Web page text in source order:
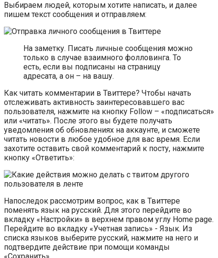
Выбираем людей, которым хотите написать, и далее
пишем текст сообщения и отправляем:
На заметку. Писать личные сообщения можно
только в случае взаимного фолловинга. То
есть, если вы подписаны на страницу
адресата, а он – на вашу.
Как читать комментарии в Твиттере? Чтобы начать
отслеживать активность заинтересовавшего вас
пользователя, нажмите на кнопку Follow – «подписаться»
или «читать». После этого вы будете получать
уведомления об обновлениях на аккаунте, и сможете
читать новости в любое удобное для вас время. Если
захотите оставить свой комментарий к посту, нажмите
кнопку «Ответить»:
Напоследок рассмотрим вопрос, как в Твиттере
поменять язык на русский. Для этого перейдите во
вкладку «Настройки» в верхнем правом углу Home page.
Перейдите во вкладку «Учетная запись» - Язык. Из
списка языков выберите русский, нажмите на него и
подтвердите действие при помощи команды